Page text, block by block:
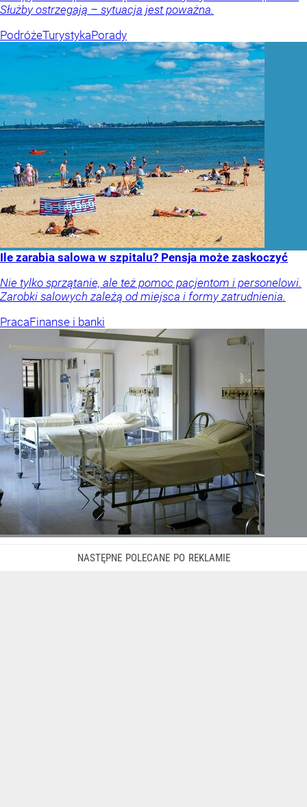
Służby ostrzegają – sytuacja jest poważna.
PodróżeTurystykaPorady
Ile zarabia salowa w szpitalu? Pensja może zaskoczyć
Nie tylko sprzątanie, ale też pomoc pacjentom i personelowi.
Zarobki salowych zależą od miejsca i formy zatrudnienia.
PracaFinanse i banki